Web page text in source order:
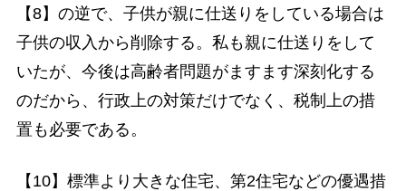
【8】の逆で、子供が親に仕送りをしている場合は
子供の収入から削除する。私も親に仕送りをして
いたが、今後は高齢者問題がますます深刻化する
のだから、行政上の対策だけでなく、税制上の措
置も必要である。
【10】標準より大きな住宅、第2住宅などの優遇措